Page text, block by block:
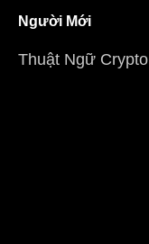
Người Mới
Thuật Ngữ Crypto